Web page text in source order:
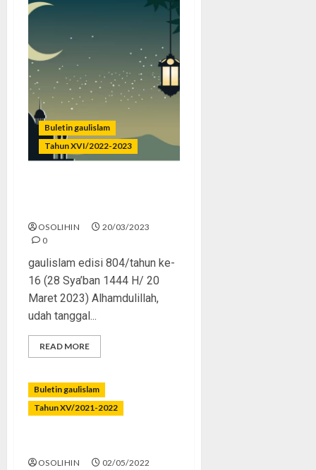
Buletin gaulislam
Tahun XVI/2022-2023
OSOLIHIN
20/03/2023
0
gaulislam edisi 804/tahun ke-
16 (28 Sya’ban 1444 H/ 20
Maret 2023) Alhamdulillah,
udah tanggal...
READ MORE
Buletin gaulislam
Tahun XV/2021-2022
OSOLIHIN
02/05/2022